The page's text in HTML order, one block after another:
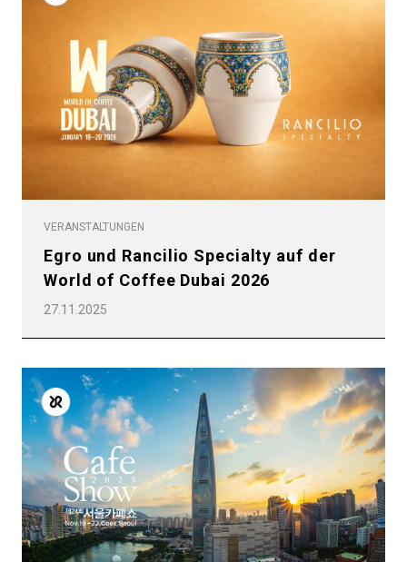
VERANSTALTUNGEN
Egro und Rancilio Specialty auf der
World of Coffee Dubai 2026
27.11.2025